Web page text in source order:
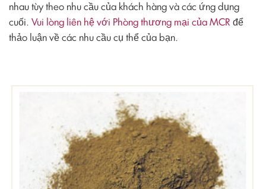
nhau tùy theo nhu cầu của khách hàng và các ứng dụng
cuối. Vui lòng liên hệ với Phòng thương mại của MCR để
thảo luận về các nhu cầu cụ thể của bạn.